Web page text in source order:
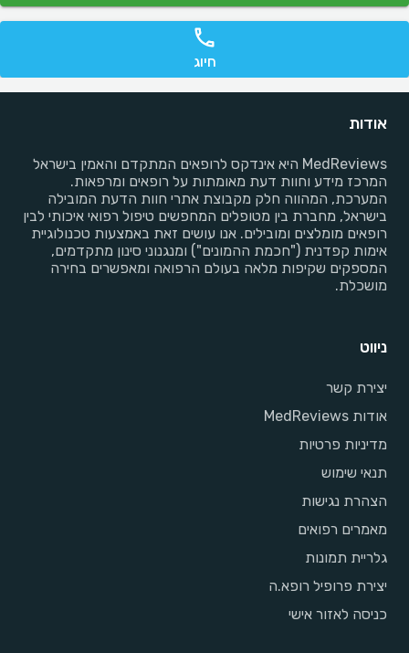
חיוג
אודות
MedReviews היא אינדקס לרופאים המתקדם והאמין בישראל
המרכז מידע וחוות דעת מאומתות על רופאים ומרפאות.
המערכת, המהווה חלק מקבוצת אתרי חוות הדעת המובילה
בישראל, מחברת בין מטופלים המחפשים טיפול רפואי איכותי לבין
רופאים מומלצים ומובילים. אנו עושים זאת באמצעות טכנולוגיית
אימות קפדנית ("חכמת ההמונים") ומנגנוני סינון מתקדמים,
המספקים שקיפות מלאה בעולם הרפואה ומאפשרים בחירה
מושכלת.
ניווט
יצירת קשר
אודות MedReviews
מדיניות פרטיות
תנאי שימוש
הצהרת נגישות
מאמרים רפואים
גלריית תמונות
יצירת פרופיל רופא.ה
כניסה לאזור אישי